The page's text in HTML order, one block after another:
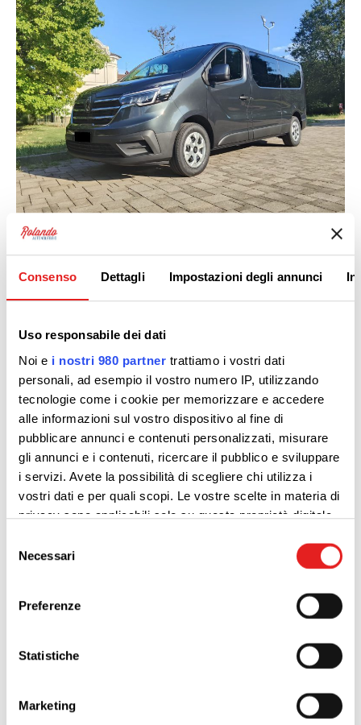
Consenso Dettagli Impostazioni degli annunci
Uso responsabile dei dati
Noi e i nostri 980 partner trattiamo i vostri dati
personali, ad esempio il vostro numero IP, utilizzando
tecnologie come i cookie per memorizzare e accedere
alle informazioni sul vostro dispositivo al fine di
pubblicare annunci e contenuti personalizzati, misurare
gli annunci e i contenuti, ricercare il pubblico e sviluppare
i servizi. Avete la possibilità di scegliere chi utilizza i
vostri dati e per quali scopi. Le vostre scelte in materia di
privacy sono applicabili solo su questa proprietà digitale
modificare o revocare il proprio consenso in qualsiasi
momento dalla Dichiarazione sui cookie o facendo clic
e imposta le tue preferenze nella
sezione dettagli. Puoi
modificare o ritirare il tuo consenso in qualsiasi momento
delNecessari
Preferenze
Statistiche
Marketing
Caratteristiche: